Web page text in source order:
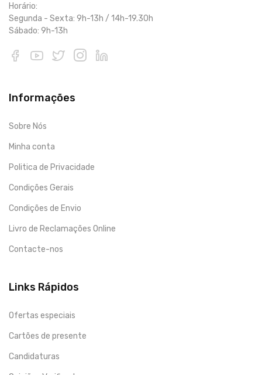
Horário:
Segunda - Sexta: 9h-13h / 14h-19.30h
Sábado: 9h-13h
Informações
Sobre Nós
Minha conta
Politica de Privacidade
Condições Gerais
Condições de Envio
Livro de Reclamações Online
Contacte-nos
Links Rápidos
Ofertas especiais
Cartões de presente
Candidaturas